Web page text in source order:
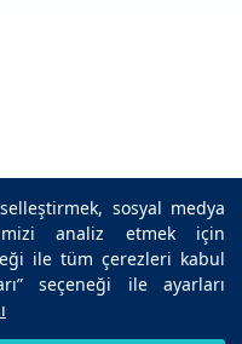
sosyal medya
analiz etmek için
ile tüm çerezleri kabul
seçeneği ile ayarları
17:01